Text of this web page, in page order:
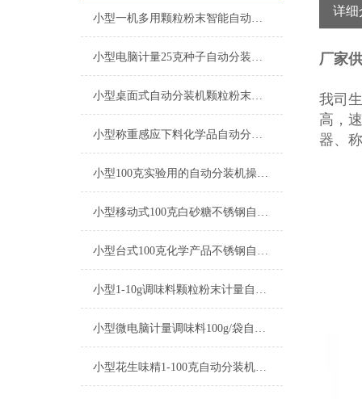
小型一机多用颗粒粉末智能自动分装机厂家
小型电脑计量25克种子自动分装机操作简单
小型桌面式自动分装机颗粒粉末都可做
小型称重感应下料化学品自动分装机产品简介
小型100克实验用的自动分装机操作简单
小型移动式100克白砂糖不锈钢自动分装机厂家
小型台式100克化学产品不锈钢自动分装机厂家
小型1-10g调味料颗粒粉末计量自动分装机参数
小型微电脑计量调味料100g/袋自动分装机厂家
小型花生味精1-100克自动分装机厂家
详细
厂家
我司
高，
器、